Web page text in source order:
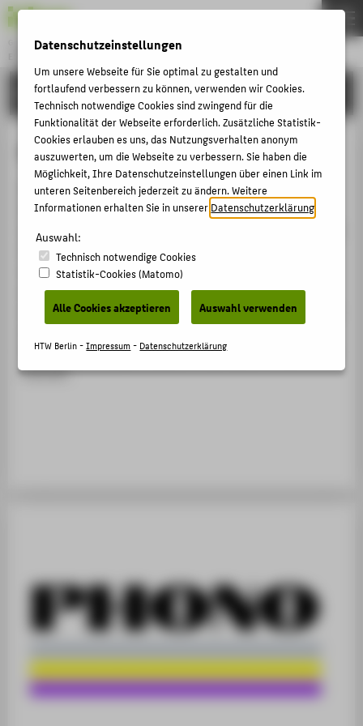
Gründung & Innovation
Menu
COMMUNITY & PARTNER
Phono
PHONO ist ein Marktplatz für DJ-Buchungen.
Dabei stellt PHONO Veranstaltern und DJs die
notwendigen Tools zur Verfügung und erleichtert so ihre
Arbeit. DJs finden den Prozess, gebucht zu werden,
zeitaufwändig, teuer und kompliziert. Vor allem für
aufstrebende DJs gibt es keine einfache Möglichkeit,
entdeckt zu werden. Darüber hinaus fehlt es sowohl DJs
finden die derzeitige Situation in der Szene veraltet und
manuell.
THEMEN
AKTUELLES
EVENTS & WORKSHOPS
STIPENDIEN & UNTERSTÜTZUNG
COMMUNITY & PARTNER
UNSERE PROJEKTE
BELIEBTE SEITEN
DIGITALE DIENSTE
SERVICE
Datenschutzeinstellungen
Um unsere Webseite für Sie optimal zu gestalten und
fortlaufend verbessern zu können, verwenden wir Cookies.
Technisch notwendige Cookies sind zwingend für die
Funktionalität der Webseite erforderlich. Zusätzliche Statistik-
Cookies erlauben es uns, das Nutzungsverhalten anonym
auszuwerten, um die Webseite zu verbessern. Sie haben die
Möglichkeit, Ihre Datenschutzeinstellungen über einen Link im
unteren Seitenbereich jederzeit zu ändern. Weitere
Informationen erhalten Sie in unsererDatenschutzerklärung
Auswahl:
Technisch notwendige Cookies
Statistik-Cookies (Matomo)
Alle Cookies akzeptieren Auswahl verwenden
HTW Berlin -Impressum- Datenschutzerklärung